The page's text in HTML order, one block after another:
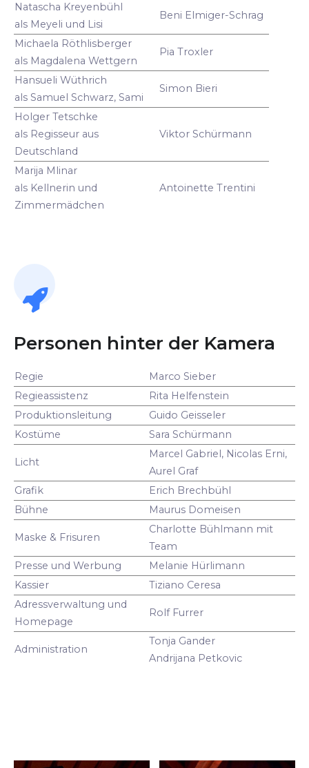
Natascha Kreyenbühl
als Meyeli und Lisi
Beni Elmiger-Schrag
Michaela Röthlisberger
als Magdalena Wettgern
Pia Troxler
Hansueli Wüthrich
als Samuel Schwarz, Sami
Simon Bieri
Holger Tetschke
als Regisseur aus
Deutschland
Viktor Schürmann
Marija Mlinar
als Kellnerin und
Zimmermädchen
Antoinette Trentini
Personen hinter der Kamera
Regie
Marco Sieber
Regieassistenz
Rita Helfenstein
Produktionsleitung
Guido Geisseler
Kostüme
Sara Schürmann
Licht
Marcel Gabriel, Nicolas Erni,
Aurel Graf
Grafik
Erich Brechbühl
Bühne
Maurus Domeisen
Maske & Frisuren
Charlotte Bühlmann mit
Team
Presse und Werbung
Melanie Hürlimann
Kassier
Tiziano Ceresa
Adressverwaltung und
Homepage
Rolf Furrer
Administration
Tonja Gander
Andrijana Petkovic